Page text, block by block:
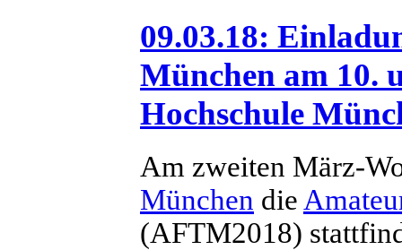
09.03.18:
München am 10.
Hochschule
Am zweiten März-
München die
(AFTM2018)